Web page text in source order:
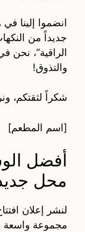
انضموا إلينا
جديداً من
الراقية”، نحن
والتذوق!
شكراً لثقتكم،
[اسم المطعم]
أفضل
محل
لنشر إعلان
مجموعة واسعة